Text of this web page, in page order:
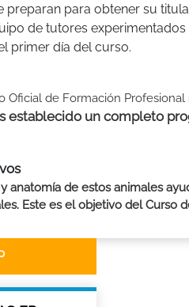
preparan para obtener su
de tutores
primer día del curso.
Oficial de Formación
establecido un completo
anatomía de estos animales
Este es el objetivo del Curso